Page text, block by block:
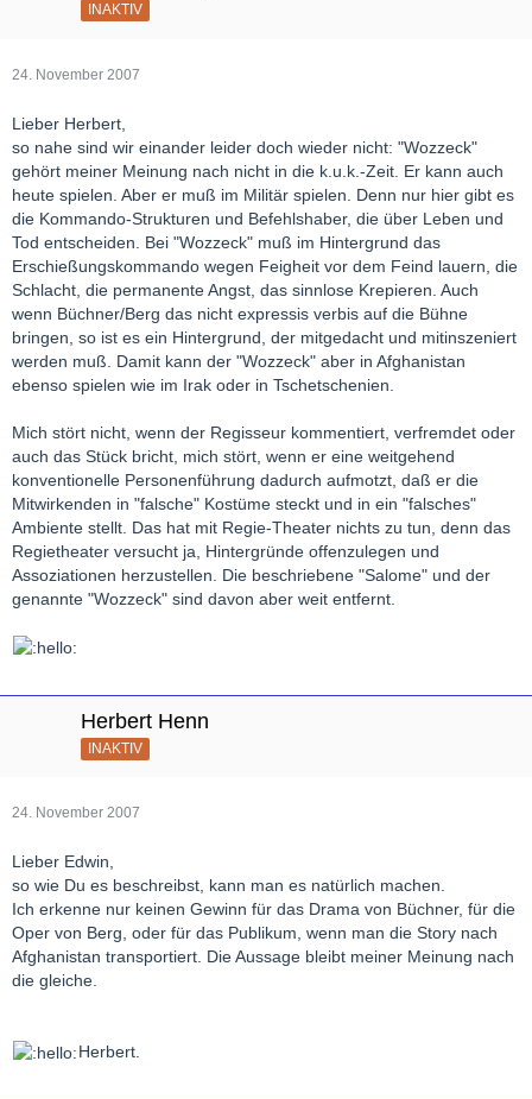
INAKTIV
24. November 2007
Lieber Herbert,
so nahe sind wir einander leider doch wieder nicht: "Wozzeck"
gehört meiner Meinung nach nicht in die k.u.k.-Zeit. Er kann auch
heute spielen. Aber er muß im Militär spielen. Denn nur hier gibt es
die Kommando-Strukturen und Befehlshaber, die über Leben und
Tod entscheiden. Bei "Wozzeck" muß im Hintergrund das
Erschießungskommando wegen Feigheit vor dem Feind lauern, die
Schlacht, die permanente Angst, das sinnlose Krepieren. Auch
wenn Büchner/Berg das nicht expressis verbis auf die Bühne
bringen, so ist es ein Hintergrund, der mitgedacht und mitinszeniert
werden muß. Damit kann der "Wozzeck" aber in Afghanistan
ebenso spielen wie im Irak oder in Tschetschenien.
Mich stört nicht, wenn der Regisseur kommentiert, verfremdet oder
auch das Stück bricht, mich stört, wenn er eine weitgehend
konventionelle Personenführung dadurch aufmotzt, daß er die
Mitwirkenden in "falsche" Kostüme steckt und in ein "falsches"
Ambiente stellt. Das hat mit Regie-Theater nichts zu tun, denn das
Regietheater versucht ja, Hintergründe offenzulegen und
Assoziationen herzustellen. Die beschriebene "Salome" und der
genannte "Wozzeck" sind davon aber weit entfernt.
Herbert Henn
INAKTIV
24. November 2007
Lieber Edwin,
so wie Du es beschreibst, kann man es natürlich machen.
Ich erkenne nur keinen Gewinn für das Drama von Büchner, für die
Oper von Berg, oder für das Publikum, wenn man die Story nach
Afghanistan transportiert. Die Aussage bleibt meiner Meinung nach
die gleiche.
Herbert.